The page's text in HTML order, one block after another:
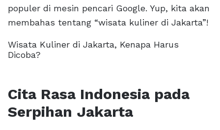
populer di mesin pencari Google. Yup, kita akan
membahas tentang “wisata kuliner di Jakarta”!
Wisata Kuliner di Jakarta, Kenapa Harus
Dicoba?
Cita Rasa Indonesia pada
Serpihan Jakarta